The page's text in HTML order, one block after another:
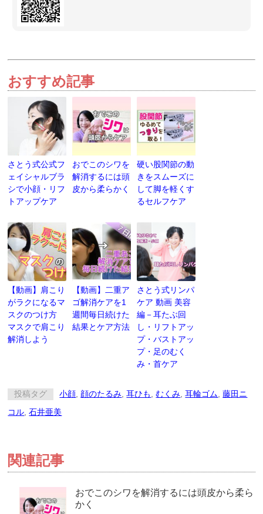
おすすめ記事
さとう式公式フ
ェイシャルブラ
シで小顔・リフ
トアップケア
おでこのシワを
解消するには頭
皮から柔らかく
硬い股関節の動
きをスムーズに
して脚を軽くす
るセルフケア
【動画】肩こり
がラクになるマ
スクのつけ方
マスクで肩こり
解消しよう
【動画】二重ア
ゴ解消ケアを1
週間毎日続けた
結果とケア方法
さとう式リンパ
ケア 動画 美容
編－耳たぶ回
し・リフトアッ
プ・バストアッ
プ・足のむく
み・首ケア
投稿タグ 小顔 顔のたるみ ,耳ひも ,むくみ ,耳輪ゴム ,藤田ニ
コル ,石井亜美
関連記事
おでこのシワを解消するには頭皮から柔ら
かく